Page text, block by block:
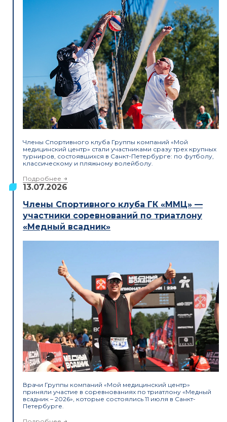
Члены Спортивного клуба Группы компаний «Мой
медицинский центр» стали участниками сразу трех крупных
турниров, состоявшихся в Санкт-Петербурге: по футболу,
классическому и пляжному волейболу.
Подробнее
13.07.2026
Члены Спортивного клуба ГК «ММЦ» —
участники соревнований по триатлону
«Медный всадник»
Врачи Группы компаний «Мой медицинский центр»
приняли участие в соревнованиях по триатлону «Медный
всадник – 2026», которые состоялись 11 июля в Санкт-
Петербурге.